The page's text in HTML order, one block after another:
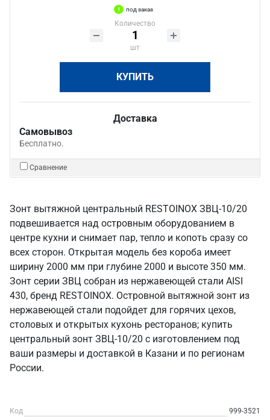
под заказ
Количество
шт
КУПИТЬ
Доставка
Самовывоз
Бесплатно.
Сравнение
Зонт вытяжной центральный RESTOINOX ЗВЦ-10/20
подвешивается над островным оборудованием в
центре кухни и снимает пар, тепло и копоть сразу со
всех сторон. Открытая модель без короба имеет
ширину 2000 мм при глубине 2000 и высоте 350 мм.
Зонт серии ЗВЦ собран из нержавеющей стали AISI
430, бренд RESTOINOX. Островной вытяжной зонт из
нержавеющей стали подойдет для горячих цехов,
столовых и открытых кухонь ресторанов; купить
центральный зонт ЗВЦ-10/20 с изготовлением под
ваши размеры и доставкой в Казани и по регионам
России.
Код
999-3521